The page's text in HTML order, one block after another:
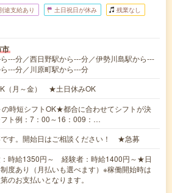
途支給あり 土日祝日が休み 残業なし
市
---分／西日野駅から---分／伊勢川島駅から---
---分／川原町駅から---分
（月～金） ★土日休みOK
時短シフトOK★都合に合わせてシフトが決
ト例：7：00～16：009：…
です。開始日はご相談ください！ ★急募
：時給1350円～ 経験者：時給1400円～★日
度あり（月払いも選べます）※稼働開始時は
のお支払いとなります。